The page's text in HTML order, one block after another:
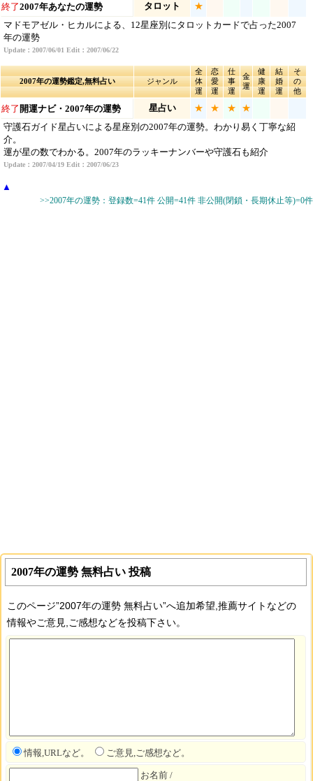
終了2007年あなたの運勢 タロット
★
マドモアゼル・ヒカルによる、12星座別にタロットカードで占った2007
年の運勢
Update：2007/06/01 Edit：2007/06/22
2007年の運勢鑑定,無料占い ジャンル
全
体
運
恋
愛
運
仕
事
運
金
運
健
康
運
結
婚
運
そ
の
他
終了 開運ナビ・2007年の運勢 星占い ★ ★ ★
★
守護石ガイド星占いによる星座別の2007年の運勢。わかり易く丁寧な紹
介。
運が星の数でわかる。2007年のラッキーナンバーや守護石も紹介
Update：2007/04/19 Edit：2007/06/23
▲
>>2007年の運勢：登録数=41件 公開=41件 非公開(閉鎖・長期休止等)=0件
2007年の運勢 無料占い 投稿
このページ”2007年の運勢 無料占い”へ追加希望,推薦サイトなどの
情報やご意見,ご感想などを投稿下さい。
情報,URLなど。 ご意見,ご感想など。
お名前 /